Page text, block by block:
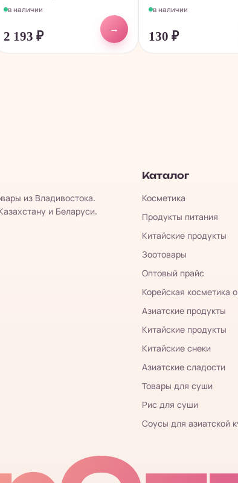
в наличии
2 193 ₽
→
в наличии
130 ₽
из Владивостока.
и Беларуси.
Каталог
Косметика
Продукты питания
Китайские продукты
Зоотовары
Оптовый прайс
Корейская косметика
Азиатские продукты
Китайские продукты
Китайские снеки
Азиатские сладости
Товары для суши
Рис для суши
Соусы для азиатской